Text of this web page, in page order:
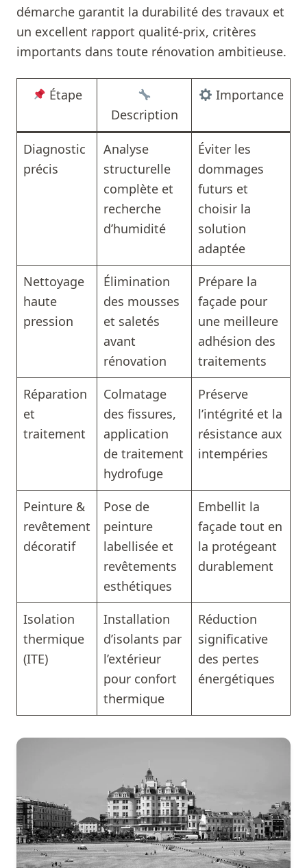
démarche garantit la durabilité des travaux et
un excellent rapport qualité-prix, critères
importants dans toute rénovation ambitieuse.
Étape
Description
Importance
Diagnostic
précis
Analyse
structurelle
complète et
recherche
d’humidité
Éviter les
dommages
futurs et
choisir la
solution
adaptée
Nettoyage
haute
pression
Élimination
des mousses
et saletés
avant
rénovation
Prépare la
façade pour
une meilleure
adhésion des
traitements
Réparation
et
traitement
Colmatage
des fissures,
application
de traitement
hydrofuge
Préserve
l’intégrité et la
résistance aux
intempéries
Peinture &
revêtement
décoratif
Pose de
peinture
labellisée et
revêtements
esthétiques
Embellit la
façade tout en
la protégeant
durablement
Isolation
thermique
(ITE)
Installation
d’isolants par
l’extérieur
pour confort
thermique
Réduction
significative
des pertes
énergétiques